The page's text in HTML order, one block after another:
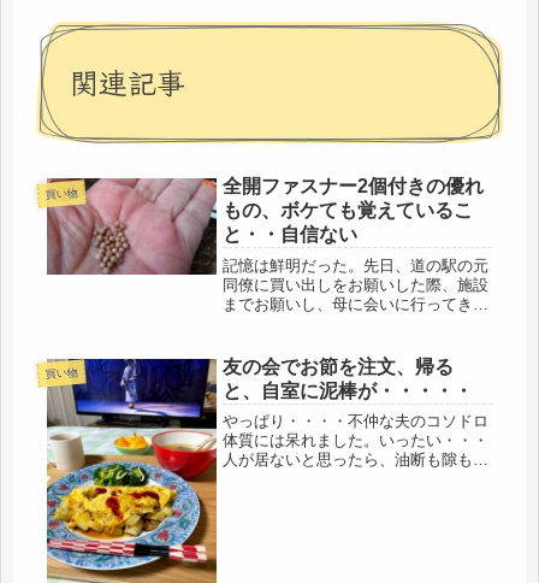
関連記事
買い物
全開ファスナー2個付きの優れ
もの、ボケても覚えているこ
と・・自信ない
記憶は鮮明だった。先日、道の駅の元
同僚に買い出しをお願いした際、施設
までお願いし、母に会いに行ってき
やいや、分からないぞ、というつもり
で。母は、元気でした。前回と同じ
く、車...
買い物
友の会でお節を注文、帰る
と、自室に泥棒が・・・・・
やっぱり・・・・不仲な夫のコソドロ
体質には呆れました。いったい・・・
人が居ないと思ったら、油断も隙もあ